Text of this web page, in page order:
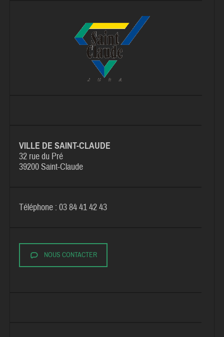
VILLE DE SAINT-CLAUDE
32 rue du Pré
39200 Saint-Claude
Téléphone : 03 84 41 42 43
NOUS CONTACTER